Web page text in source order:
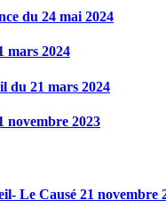
du 24 mai 2024
mars 2024
du 21 mars 2024
novembre 2023
Le Causé 21 novembre